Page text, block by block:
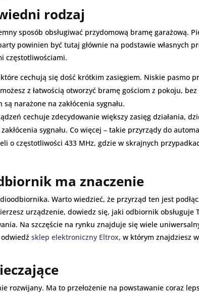
rodzaj
sposób obsługiwać przydomową bramę garażową.
powinien być tutaj głównie na podstawie własnych
częstotliwościami.
cechują się dość krótkim zasięgiem. Niskie pasmo
z łatwością otworzyć bramę gościom z pokoju,
narażone na zakłócenia sygnału.
cechuje zdecydowanie większy zasięg działania,
sygnału. Co więcej – takie przyrządy do
o częstotliwości 433 MHz, gdzie w skrajnych
ma znaczenie
Warto wiedzieć, że przyrząd ten jest
urządzenie, dowiedz się, jaki odbiornik
Na szczęście na rynku znajduje się wiele
odwiedźsklep elektroniczny Eltrox, w którym znajdziesz
rozwijany. Ma to przełożenie na powstawanie coraz